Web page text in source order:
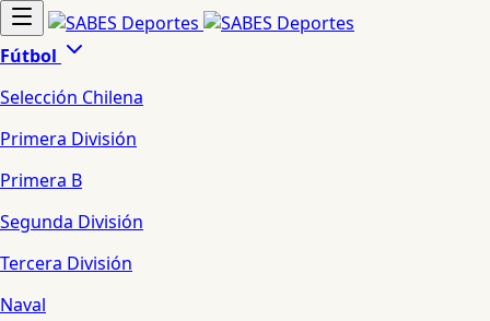
Fútbol
Selección Chilena
Primera División
Primera B
Segunda División
Tercera División
Naval